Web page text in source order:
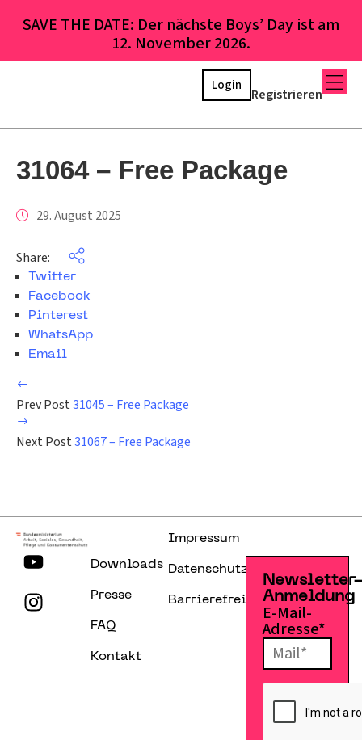
SAVE THE DATE: Der nächste Boys’ Day ist am
12. November 2026.
Registrieren
Login
31064 – Free Package
29. August 2025
Share:
Twitter
Facebook
Pinterest
WhatsApp
Email
Prev Post31045 – Free Package
Next Post31067 – Free Package
Downloads
Presse
FAQ
Kontakt
Impressum
Datenschutzerklärung
Barrierefreiheitserklärung
Anmeldung
E-Mail-
Adresse*